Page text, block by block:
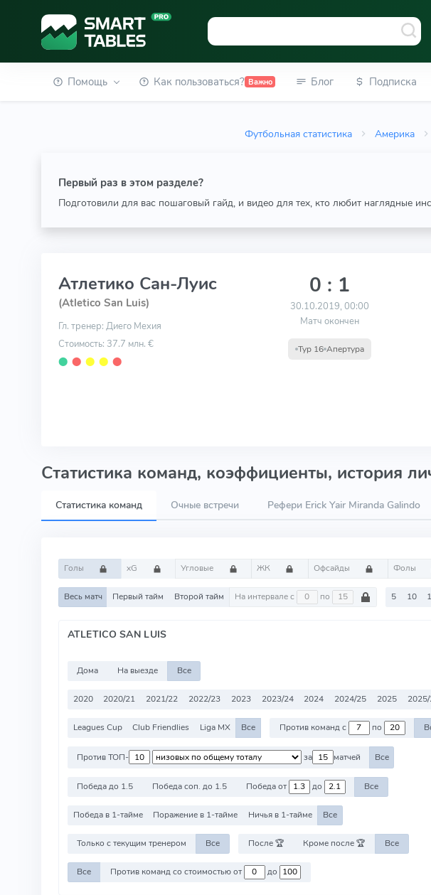
Помощь Как пользоваться? Важно Блог Подписка
Футбольная статистика Америка
Первый раз в этом разделе?
Подготовили для вас пошаговый гайд, и видео для тех, кто любит наглядные
Атлетико Сан-Луис
(Atletico San Luis)
Гл. тренер: Диего Мехия
Стоимость: 37.7 млн. €
⬤ ⬤ ⬤ ⬤ ⬤
0 : 1
30.10.2019, 00:00
Матч окончен
Тур 16 Апертура
Статистика команд, коэффициенты, история
Статистика команд Очные встречи Рефери Erick Yair Miranda Galindo
Голы xG Угловые ЖК Офсайды Фолы
Весь матч Первый тайм Второй тайм На интервале с по 5 10
ATLETICO SAN LUIS
Дома На выезде Все
2020 2020/21 2021/22 2022/23 2023 2023/24 2024 2024/25 2025
Leagues Cup Club Friendlies Liga MX Все Против команд с по
Против ТОП- за матчей Все
Победа до 1.5 Победа соп. до 1.5 Победа от до Все
Победа в 1-тайме Поражение в 1-тайме Ничья в 1-тайме Все
Только с текущим тренером Все После 🏆 Кроме после 🏆 Все
Все Против команд со стоимостью от до